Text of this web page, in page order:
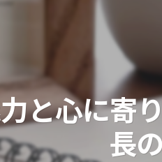
と心に寄
長